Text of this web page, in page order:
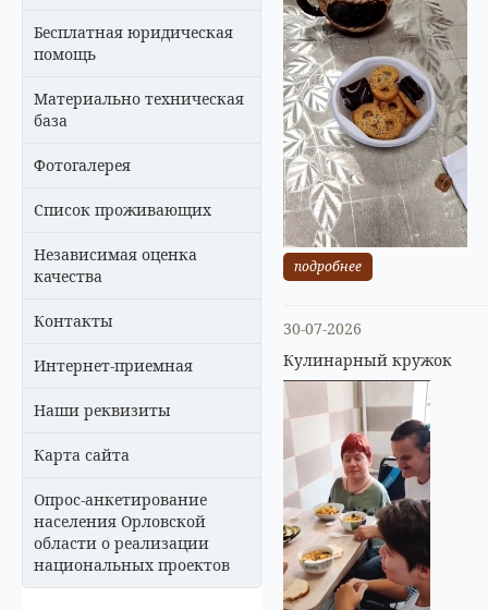
Бесплатная юридическая
помощь
Материально техническая
база
Фотогалерея
Список проживающих
Независимая оценка
качества
Контакты
Интернет-приемная
Наши реквизиты
Карта сайта
Опрос-анкетирование
населения Орловской
области о реализации
национальных проектов
подробнее
30-07-2026
Кулинарный кружок